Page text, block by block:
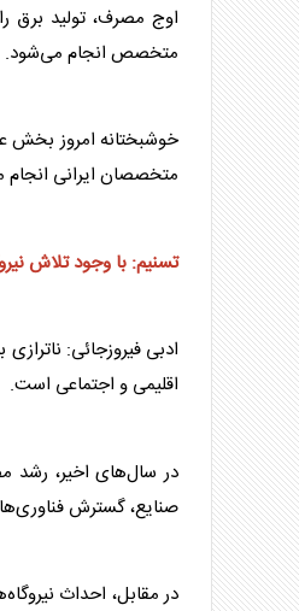
اوج مصرف، تولید برق
متخصص انجام می‌شود.
خوشبختانه امروز
متخصصان ایرانی
تسنیم: با وجود تلاش
ادبی فیروزجائی: ناترازی
اقلیمی و اجتماعی است.
در سال‌های اخیر، رشد
صنایع، گسترش
در مقابل، احداث